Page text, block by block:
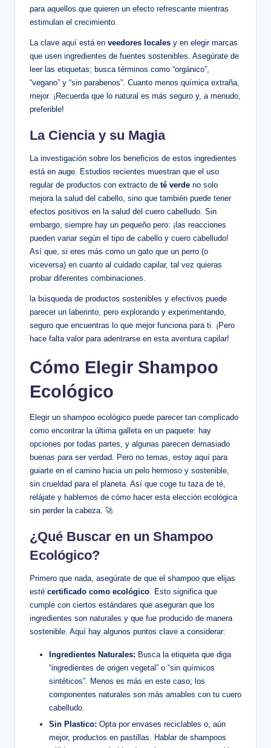
para aquellos que quieren un efecto refrescante mientras
estimulan el crecimiento.
La clave aquí está en veedores locales y en elegir marcas
que usen ingredientes de fuentes sostenibles. Asegúrate de
leer las etiquetas; busca términos como “orgánico”,
“vegano” y “sin parabenos”. Cuanto menos química extraña,
mejor. ¡Recuerda que lo natural es más seguro y, a menudo,
preferible!
La Ciencia y su Magia
La investigación sobre los beneficios de estos ingredientes
está en auge. Estudios recientes muestran que el uso
regular de productos con extracto de té verde no solo
mejora la salud del cabello, sino que también puede tener
efectos positivos en la salud del cuero cabelludo. Sin
embargo, siempre hay un pequeño pero: ¡las reacciones
pueden variar según el tipo de cabello y cuero cabelludo!
Así que, si eres más como un gato que un perro (o
viceversa) en cuanto al cuidado capilar, tal vez quieras
probar diferentes combinaciones.
la búsqueda de productos sostenibles y efectivos puede
parecer un laberinto, pero explorando y experimentando,
seguro que encuentras lo que mejor funciona para ti. ¡Pero
hace falta valor para adentrarse en esta aventura capilar!
Cómo Elegir Shampoo
Ecológico
Elegir un shampoo ecológico puede parecer tan complicado
como encontrar la última galleta en un paquete: hay
opciones por todas partes, y algunas parecen demasiado
buenas para ser verdad. Pero no temas, estoy aquí para
guiarte en el camino hacia un pelo hermoso y sostenible,
sin crueldad para el planeta. Así que coge tu taza de té,
relájate y hablemos de cómo hacer esta elección ecológica
sin perder la cabeza. 🚀
¿Qué Buscar en un Shampoo
Ecológico?
Primero que nada, asegúrate de que el shampoo que elijas
esté certificado como ecológico. Esto significa que
cumple con ciertos estándares que aseguran que los
ingredientes son naturales y que fue producido de manera
sostenible. Aquí hay algunos puntos clave a considerar:
Ingredientes Naturales: Busca la etiqueta que diga
“ingredientes de origen vegetal” o “sin químicos
sintéticos”. Menos es más en este caso; los
componentes naturales son más amables con tu cuero
cabelludo.
Sin Plastico: Opta por envases reciclables o, aún
mejor, productos en pastillas. Hablar de shampoos